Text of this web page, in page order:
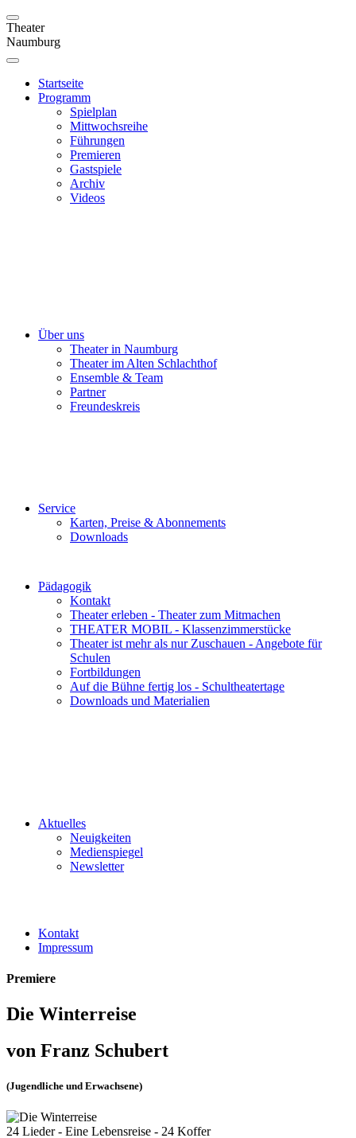
Theater
Naumburg
Startseite
Programm
Spielplan
Mittwochsreihe
Führungen
Premieren
Gastspiele
Archiv
Videos
Über uns
Theater in Naumburg
Theater im Alten Schlachthof
Ensemble & Team
Partner
Freundeskreis
Service
Karten, Preise & Abonnements
Downloads
Pädagogik
Kontakt
Theater erleben - Theater zum Mitmachen
THEATER MOBIL - Klassenzimmerstücke
Theater ist mehr als nur Zuschauen - Angebote für
Schulen
Fortbildungen
Auf die Bühne fertig los - Schultheatertage
Downloads und Materialien
Aktuelles
Neuigkeiten
Medienspiegel
Newsletter
Kontakt
Impressum
Premiere
Die Winterreise
von Franz Schubert
(Jugendliche und Erwachsene)
24 Lieder - Eine Lebensreise - 24 Koffer